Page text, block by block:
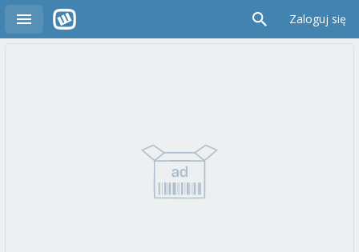
Zaloguj się